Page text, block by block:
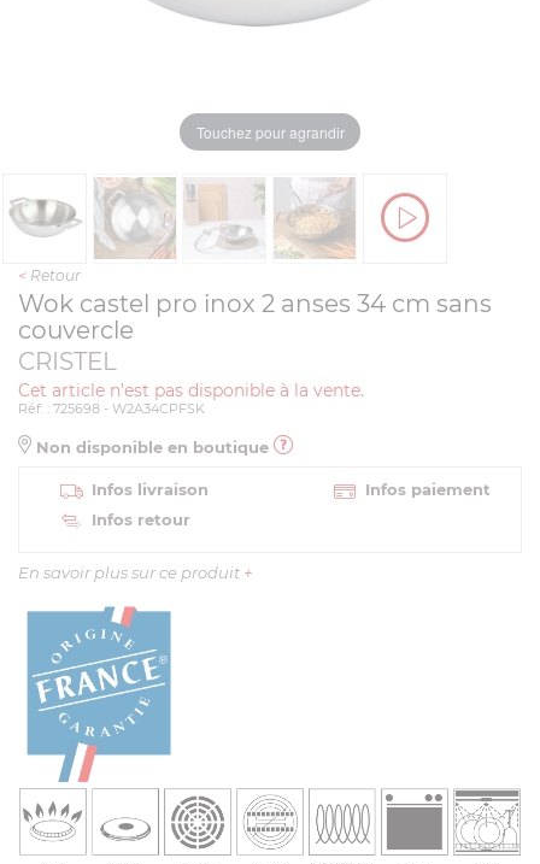
Touchez pour agrandir
< Retour
Wok castel pro inox 2 anses 34 cm sans
couvercle
CRISTEL
Cet article n'est pas disponible à la vente.
Réf. : 725698 - W2A34CPFSK
Non disponible en boutique
Infos livraison
Infos paiement
Infos retour
En savoir plus sur ce produit +